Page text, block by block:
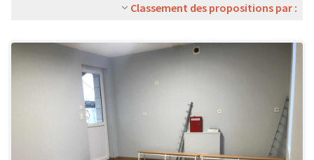
Classement des propositions par :